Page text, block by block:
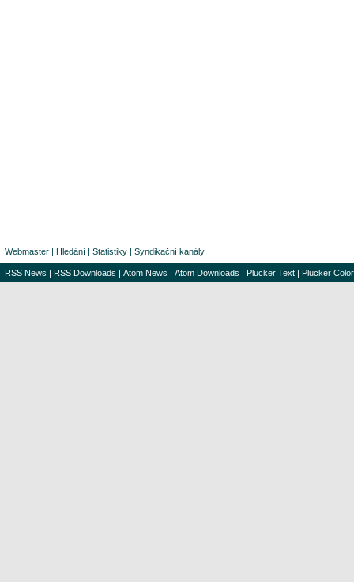
Webmaster | Hledání | Statistiky | Syndikační kanály
RSS News | RSS Downloads | Atom News | Atom Downloads | Plucker Text | Plucker Color